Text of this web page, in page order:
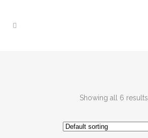
Showing all 6 results